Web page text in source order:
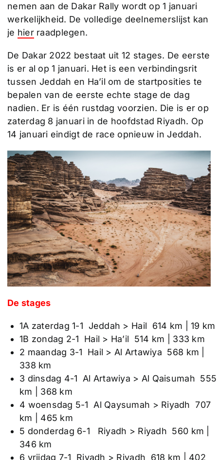
nemen aan de Dakar Rally wordt op 1 januari
werkelijkheid. De volledige deelnemerslijst kan
je hierraadplegen.
De Dakar 2022 bestaat uit 12 stages. De eerste
is er al op 1 januari. Het is een verbindingsrit
tussen Jeddah en Ha’il om de startposities te
bepalen van de eerste echte stage de dag
nadien. Er is één rustdag voorzien. Die is er op
zaterdag 8 januari in de hoofdstad Riyadh. Op
14 januari eindigt de race opnieuw in Jeddah.
De stages
1A zaterdag 1-1 Jeddah > Hail 614 km | 19 km
1B zondag 2-1 Hail > Ha’il 514 km | 333 km
2 maandag 3-1 Hail > Al Artawiya 568 km |
338 km
3 dinsdag 4-1 Al Artawiya > Al Qaisumah 555
km | 368 km
4 woensdag 5-1 Al Qaysumah > Riyadh 707
km | 465 km
5 donderdag 6-1 Riyadh > Riyadh 560 km |
346 km
6 vrijdag 7-1 Riyadh > Riyadh 618 km | 402